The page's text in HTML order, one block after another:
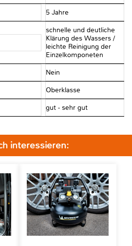
5 Jahre
schnelle und deutliche
Klärung des Wassers /
leichte Reinigung der
Einzelkomponeten
Nein
Oberklasse
gut - sehr gut
interessieren: